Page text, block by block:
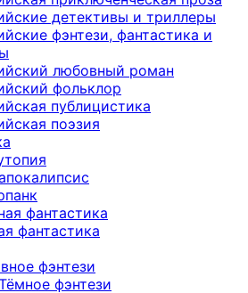
детективы и триллеры
фэнтези, фантастика и
любовный роман
фольклор
публицистика
поэзия
фантастика
фантастика
фэнтези
фэнтези